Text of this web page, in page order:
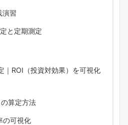
演習
と定期測定
｜ROI（投資対効果）を可視化
算定方法
の可視化